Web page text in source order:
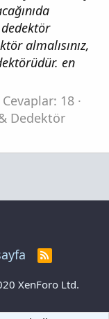
almalısınız,
en
Cevaplar: 18
Dedektör
R
S
XenForo Ltd.